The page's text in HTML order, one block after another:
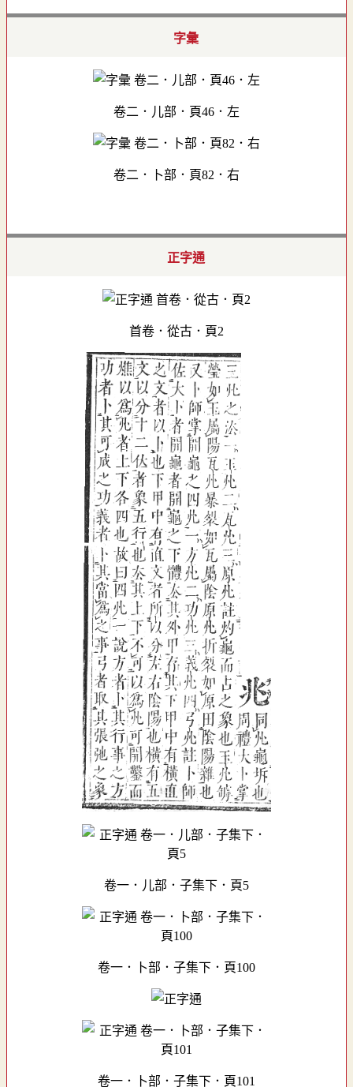
字彙
卷二．儿部．頁46．左
卷二．卜部．頁82．右
正字通
首卷．從古．頁2
卷一．儿部．子集下．頁5
卷一．卜部．子集下．頁100
卷一．卜部．子集下．頁101